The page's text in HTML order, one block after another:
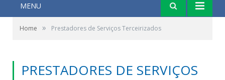
MENU
Home » Prestadores de Serviços Terceirizados
PRESTADORES DE SERVIÇOS